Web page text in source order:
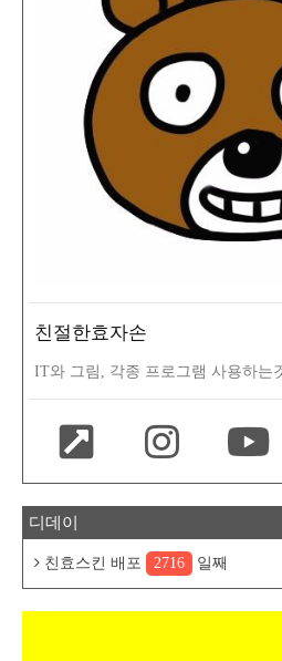
친절한효자손
IT와 그림, 각종 프로그램 사용하는
디데이
친효스킨 배포 2716 일째